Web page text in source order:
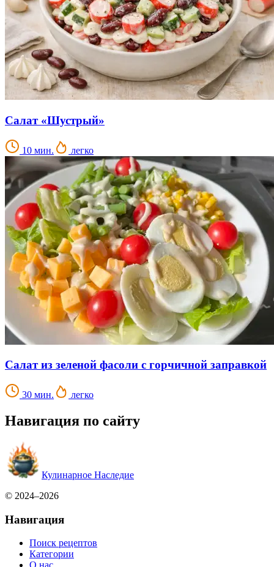
Салат «Шустрый»
10 мин. легко
Салат из зеленой фасоли с горчичной заправкой
30 мин. легко
Навигация по сайту
Кулинарное Наследие
© 2024–2026
Навигация
Поиск рецептов
Категории